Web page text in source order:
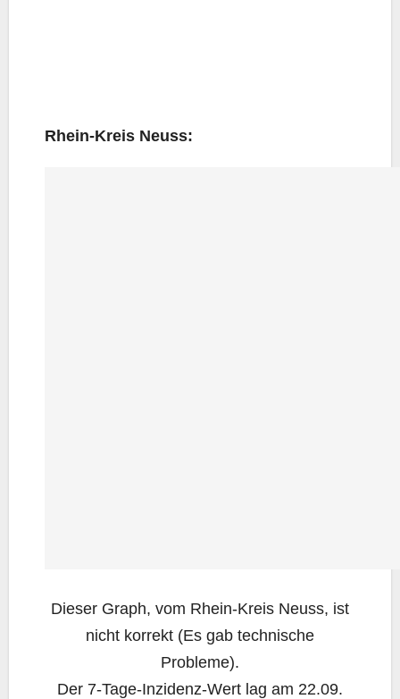
Rhein-Kreis Neuss:
Die­ser Graph, vom Rhein-Kreis Neuss, ist
nicht kor­rekt (Es gab tech­ni­sche
Probleme).
Der 7‑Ta­ge-Inzi­denz-Wert lag am 22.09.